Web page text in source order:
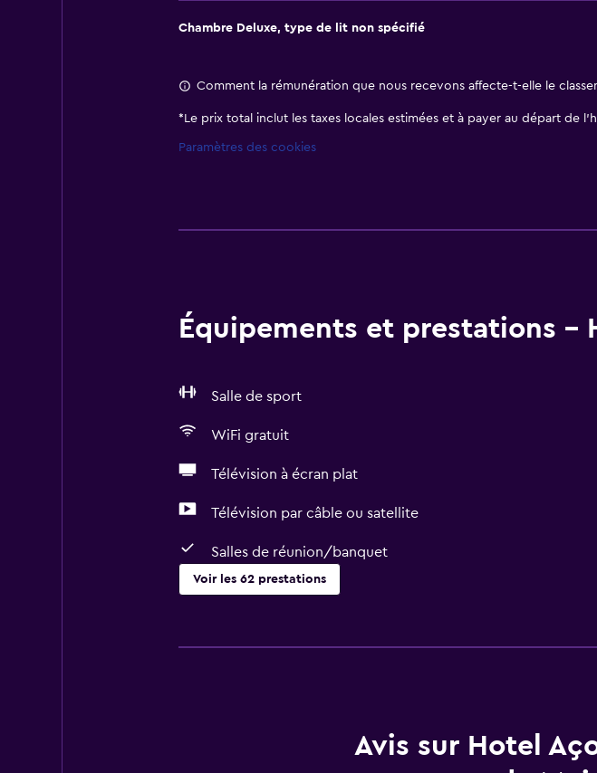
Chambre Deluxe, type de lit non spécifié
Comment la rémunération que nous recevons affecte-t-elle le
* Le prix total inclut les taxes locales estimées et à payer au départ de
Paramètres des cookies
Équipements et prestations -
Salle de sport
WiFi gratuit
Télévision à écran plat
Télévision par câble ou satellite
Salles de réunion/banquet
Voir les 62 prestations
WiFi gratuit
Avis sur Hotel